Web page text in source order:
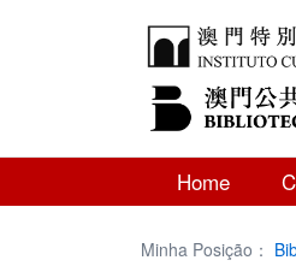
Home
Minha Posição：